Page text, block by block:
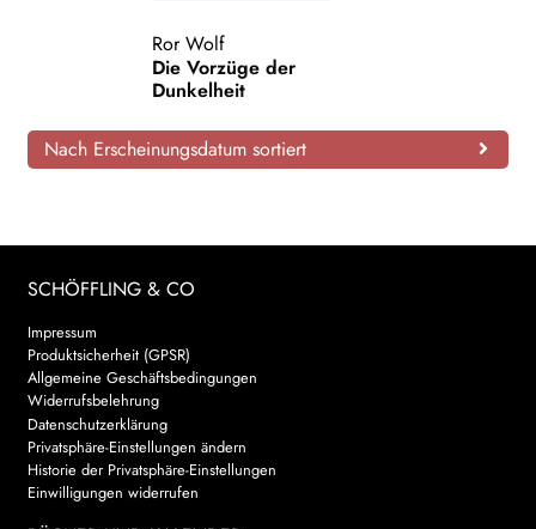
NEWSLETTER
WEITERE VERLAGE
Search:
Ror Wolf
Die Vorzüge der
Dunkelheit
Nach Erscheinungsdatum sortiert
SCHÖFFLING & CO
Impressum
Produktsicherheit (GPSR)
Allgemeine Geschäftsbedingungen
Widerrufsbelehrung
Datenschutzerklärung
Privatsphäre-Einstellungen ändern
Historie der Privatsphäre-Einstellungen
Einwilligungen widerrufen